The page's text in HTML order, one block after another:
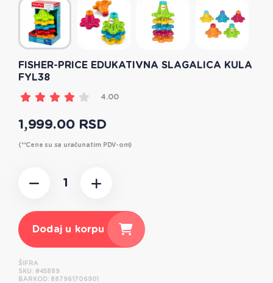
FISHER-PRICE EDUKATIVNA SLAGALICA KULA
FYL38
4.00
1,999.00 RSD
(**Cene su sa uračunatim PDV-om)
Dodaj u korpu
ŠIFRA
SKU: #45889
BARKOD: 887961706901